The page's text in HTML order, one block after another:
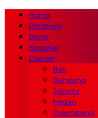
Home
Peristiwa
Bisnis
Nasional
Daerah
Bali
Bandung
Jakarta
Medan
Palembang